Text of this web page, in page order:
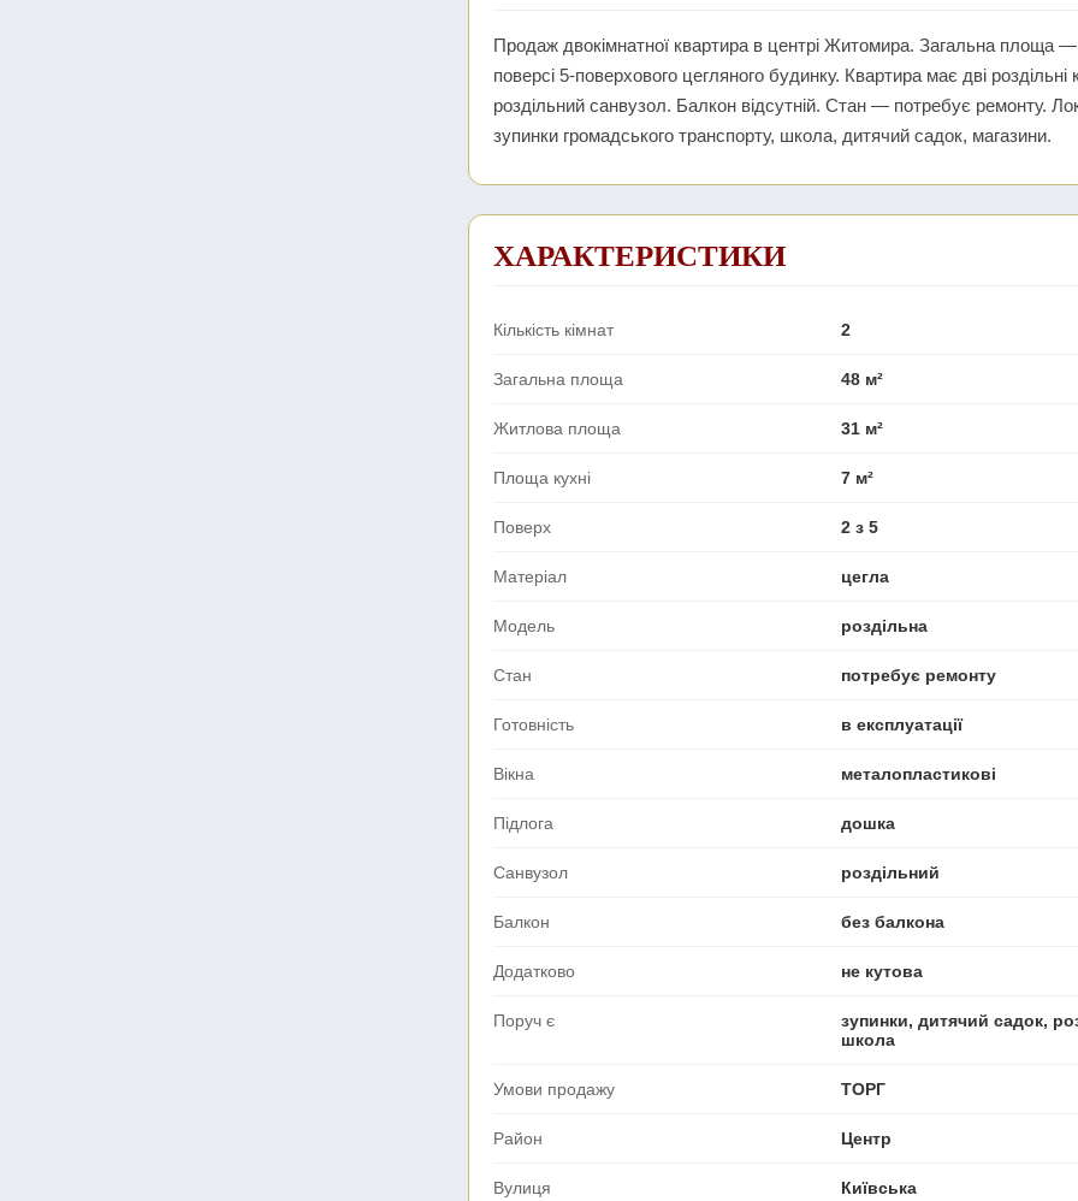
Продаж двокімнатної квартира в центрі Житомира. Загальна площа
поверсі 5-поверхового цегляного будинку. Квартира має дві
роздільний санвузол. Балкон відсутній. Стан — потребує ремонту.
зупинки громадського транспорту, школа, дитячий садок, магазини.
ХАРАКТЕРИСТИКИ
Кількість кімнат 2
Загальна площа 48 м²
Житлова площа 31 м²
Площа кухні 7 м²
Поверх 2 з 5
Матеріал цегла
Модель роздільна
Стан потребує ремонту
Готовність в експлуатації
Вікна металопластикові
Підлога дошка
Санвузол роздільний
Балкон без балкона
Додатково не кутова
Поруч є
зупинки, дитячий садок,
школа
Умови продажу ТОРГ
Район Центр
Вулиця Київська